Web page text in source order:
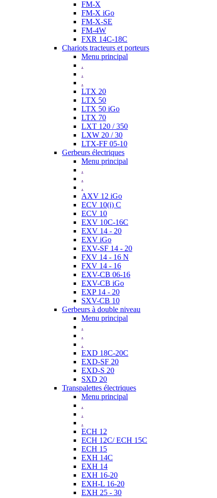
FM-X
FM-X iGo
FM-X-SE
FM-4W
FXR 14C-18C
Chariots tracteurs et porteurs
Menu principal
.
.
.
LTX 20
LTX 50
LTX 50 iGo
LTX 70
LXT 120 / 350
LXW 20 / 30
LTX-FF 05-10
Gerbeurs électriques
Menu principal
.
.
.
AXV 12 iGo
ECV 10(i) C
ECV 10
EXV 10C-16C
EXV 14 - 20
EXV iGo
EXV-SF 14 - 20
FXV 14 - 16 N
FXV 14 - 16
EXV-CB 06-16
EXV-CB iGo
EXP 14 - 20
SXV-CB 10
Gerbeurs à double niveau
Menu principal
.
.
.
EXD 18C-20C
EXD-SF 20
EXD-S 20
SXD 20
Transpalettes électriques
Menu principal
.
.
.
ECH 12
ECH 12C/ ECH 15C
ECH 15
EXH 14C
EXH 14
EXH 16-20
EXH-L 16-20
EXH 25 - 30